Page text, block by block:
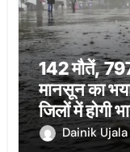
142 मौतें,
मानसून का
जिलों में होगी
Dainik Ujala